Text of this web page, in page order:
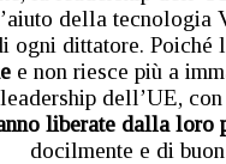
della tecnologia
ogni dittatore. Poiché
e non riesce più a
dell’UE,
liberate dalla loro
docilmente e di